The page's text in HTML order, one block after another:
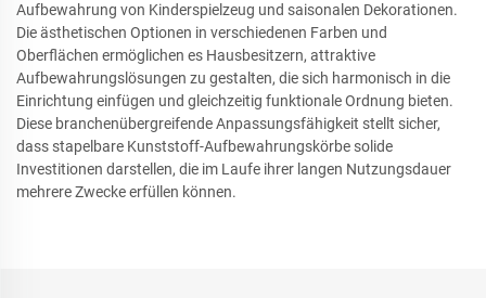
Aufbewahrung von Kinderspielzeug und saisonalen Dekorationen.
Die ästhetischen Optionen in verschiedenen Farben und
Oberflächen ermöglichen es Hausbesitzern, attraktive
Aufbewahrungslösungen zu gestalten, die sich harmonisch in die
Einrichtung einfügen und gleichzeitig funktionale Ordnung bieten.
Diese branchenübergreifende Anpassungsfähigkeit stellt sicher,
dass stapelbare Kunststoff-Aufbewahrungskörbe solide
Investitionen darstellen, die im Laufe ihrer langen Nutzungsdauer
mehrere Zwecke erfüllen können.